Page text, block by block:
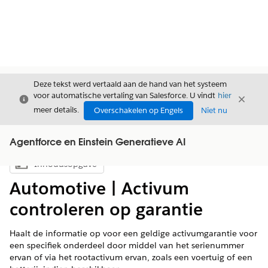
Sluiten
Deze tekst werd vertaald aan de hand van het systeem
voor automatische vertaling van Salesforce. U vindt hier
meer details.
Overschakelen op Engels Niet nu
Sluiten
Agentforce en Einstein Generatieve AI
Inhoudsopgave weergeven
Inhoudsopgave
Automotive | Activum
controleren op garantie
Haalt de informatie op voor een geldige activumgarantie voor
een specifiek onderdeel door middel van het serienummer
ervan of via het rootactivum ervan, zoals een voertuig of een